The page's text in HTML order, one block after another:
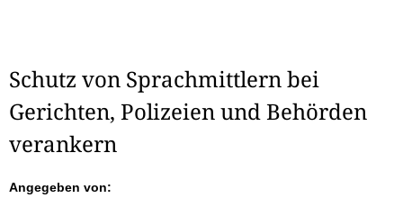
Schutz von Sprachmittlern bei
Gerichten, Polizeien und Behörden
verankern
Angegeben von: